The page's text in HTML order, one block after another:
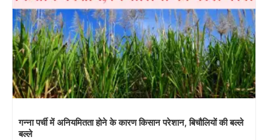
गन्ना पर्ची में अनियमितता होने के कारण किसान परेशान, बिचौलियों की बल्ले
बल्ले